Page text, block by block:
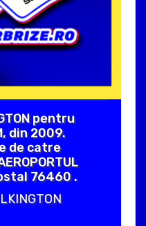
pentru
din 2009.
de catre
76460 .